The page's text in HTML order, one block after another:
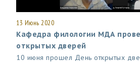
13 Июнь 2020
Кафедра филологии МДА
открытых дверей
10 июня прошел День открытых